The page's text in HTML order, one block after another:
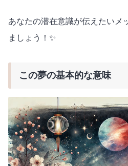
あなたの潜在意識が伝えたいメ
ましょう！✨
この夢の基本的な意味